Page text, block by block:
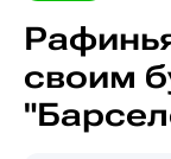
своим